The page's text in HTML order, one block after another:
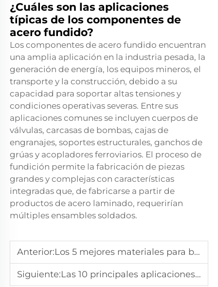
¿Cuáles son las aplicaciones
típicas de los componentes de
acero fundido?
Los componentes de acero fundido encuentran
una amplia aplicación en la industria pesada, la
generación de energía, los equipos mineros, el
transporte y la construcción, debido a su
capacidad para soportar altas tensiones y
condiciones operativas severas. Entre sus
aplicaciones comunes se incluyen cuerpos de
válvulas, carcasas de bombas, cajas de
engranajes, soportes estructurales, ganchos de
grúas y acopladores ferroviarios. El proceso de
fundición permite la fabricación de piezas
grandes y complejas con características
integradas que, de fabricarse a partir de
productos de acero laminado, requerirían
múltiples ensambles soldados.
Anterior:Los 5 mejores materiales para bandejas de tratamiento térmico para uso industrial
Siguiente:Las 10 principales aplicaciones del acero fundido en la industria moderna